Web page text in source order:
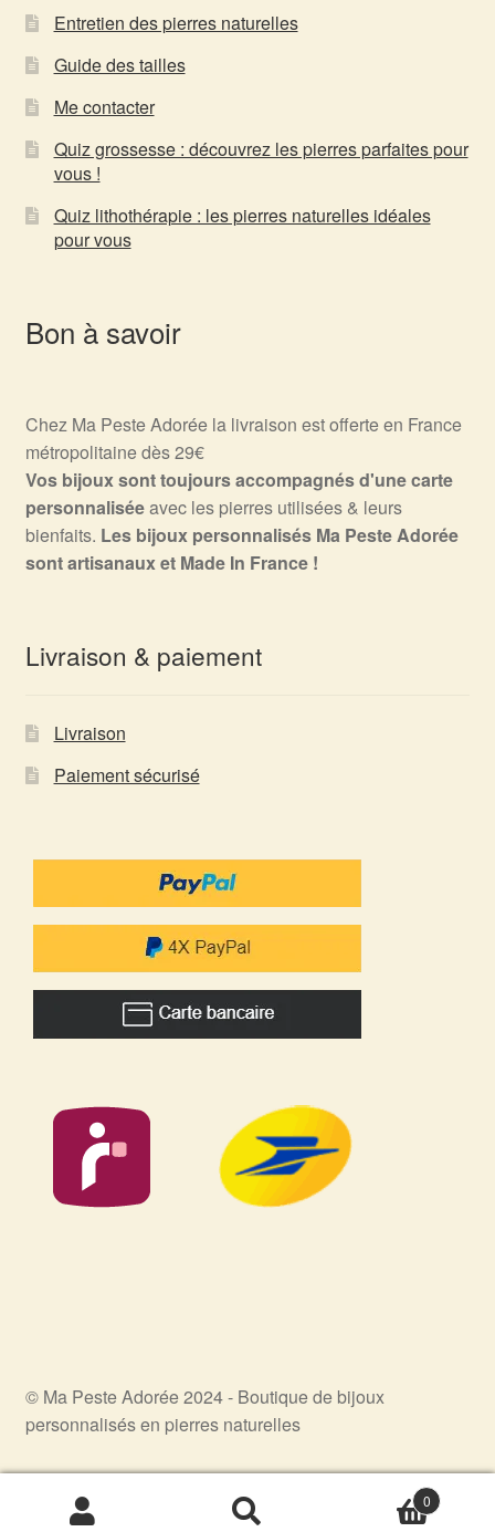
Entretien des pierres naturelles
Guide des tailles
Me contacter
Quiz grossesse : découvrez les pierres parfaites pour
vous !
Quiz lithothérapie : les pierres naturelles idéales
pour vous
Bon à savoir
Chez Ma Peste Adorée la livraison est offerte en France
métropolitaine dès 29€
Vos bijoux sont toujours accompagnés d'une carte
personnaliséeavec les pierres utilisées & leurs
bienfaits. Les bijoux personnalisés Ma Peste Adorée
sont artisanaux et Made In France !
Livraison & paiement
Livraison
Paiement sécurisé
© Ma Peste Adorée 2024 - Boutique de bijoux
personnalisés en pierres naturelles
Recherche
0